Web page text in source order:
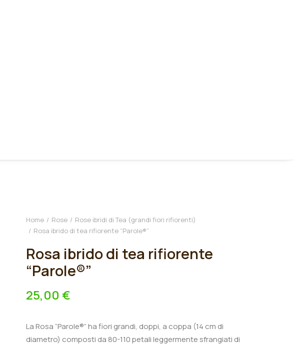
Home Rose
Rose ibridi di Tea (grandi fiori rifiorenti)
Rosa ibrido di tea rifiorente “Parole®”
Rosa ibrido di tea rifiorente
“Parole®”
25,00 €
La Rosa “Parole®” ha fiori grandi, doppi, a coppa (14 cm di
diametro) composti da 80-110 petali leggermente sfrangiati di